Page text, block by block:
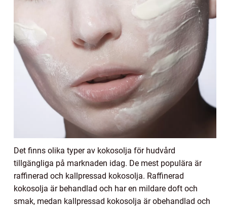
Det finns olika typer av kokosolja för hudvård
tillgängliga på marknaden idag. De mest populära är
raffinerad och kallpressad kokosolja. Raffinerad
kokosolja är behandlad och har en mildare doft och
smak, medan kallpressad kokosolja är obehandlad och